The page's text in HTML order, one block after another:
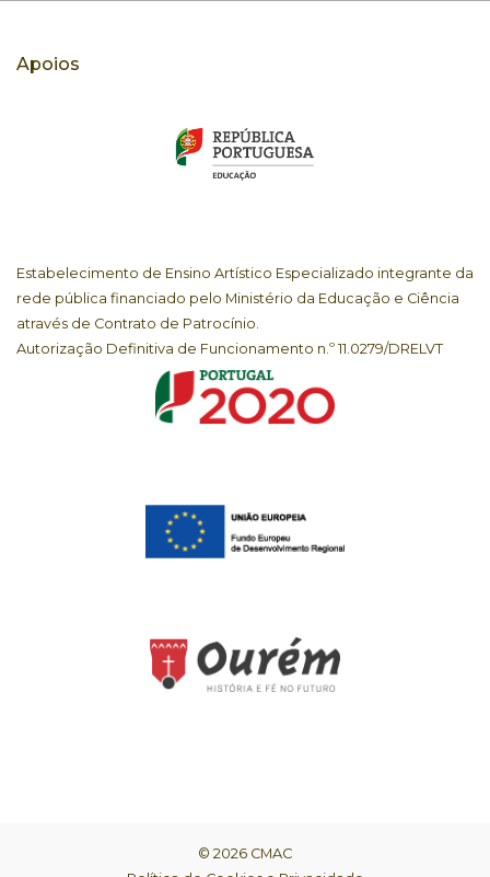
Apoios
Estabelecimento de Ensino Artístico Especializado integrante da
rede pública financiado pelo Ministério da Educação e Ciência
através de Contrato de Patrocínio.
Autorização Definitiva de Funcionamento n.º 11.0279/DRELVT
© 2026 CMAC